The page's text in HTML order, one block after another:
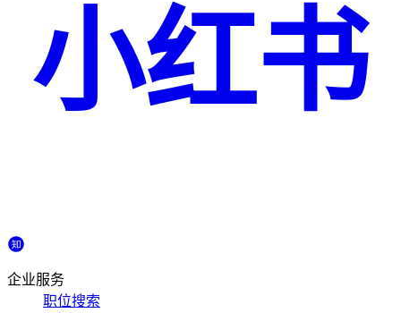
小红书
企业服务
职位搜索